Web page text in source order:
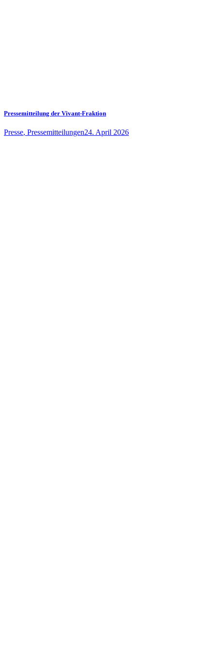
Pressemitteilung der Vivant-Fraktion
Presse, Pressemitteilungen24. April 2026